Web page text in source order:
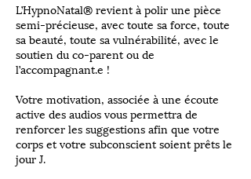
L’HypnoNatal® revient à polir une pièce
semi-précieuse, avec toute sa force, toute
sa beauté, toute sa vulnérabilité, avec le
soutien du co-parent ou de
l’accompagnant.e !
Votre motivation, associée à une écoute
active des audios vous permettra de
renforcer les suggestions afin que votre
corps et votre subconscient soient prêts le
jour J.